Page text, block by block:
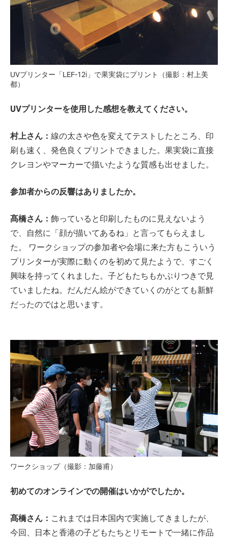
UVプリンター「LEF-12i」で果実袋にプリント（撮影：村上美
都）
UVプリンターを使用した感想を教えてください。
村上さん： 線の太さや色を変えてテストしたところ、印
刷も速く、発色良くプリントできました。果実袋に直接
クレヨンやマーカーで描いたような質感も出せました。
参加者からの反響はありましたか。
髙橋さん： 飾っていると印刷したものに見えないよう
で、自然に「顔が描いてあるね」と言ってもらえまし
た。 ワークショップの参加者や会場に来た方もこういう
プリンターが実際に動くのを初めて見たようで、すごく
興味を持ってくれました。子どもたちもかぶりつきで見
ていましたね。だんだん絵ができていくのがとても新鮮
だったのではと思います。
ワークショップ（撮影：加藤甫）
初めてのオンラインでの開催はいかがでしたか。
髙橋さん： これまでは日本国内で実施してきましたが、
今回、日本と香港の子どもたちとリモートで一緒に作品